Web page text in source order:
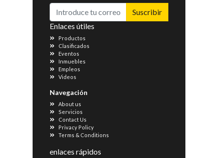
Suscribir
Enlaces útiles
Productos
Clasificados
Eventos
Inmuebles
Empleos
Videos
Navegación
About us
Servicios
Contact Us
Privacy Policy
Terms & Conditions
enlaces rápidos